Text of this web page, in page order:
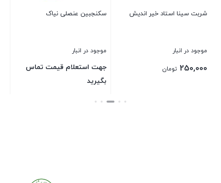
شربت سینا استاد خیر اندیش
موجود در انبار
250,000 تومان
سکنجبین عنصلی نیاک
موجود در انبار
جهت استعلام قیمت تماس
بگیرید
بستن